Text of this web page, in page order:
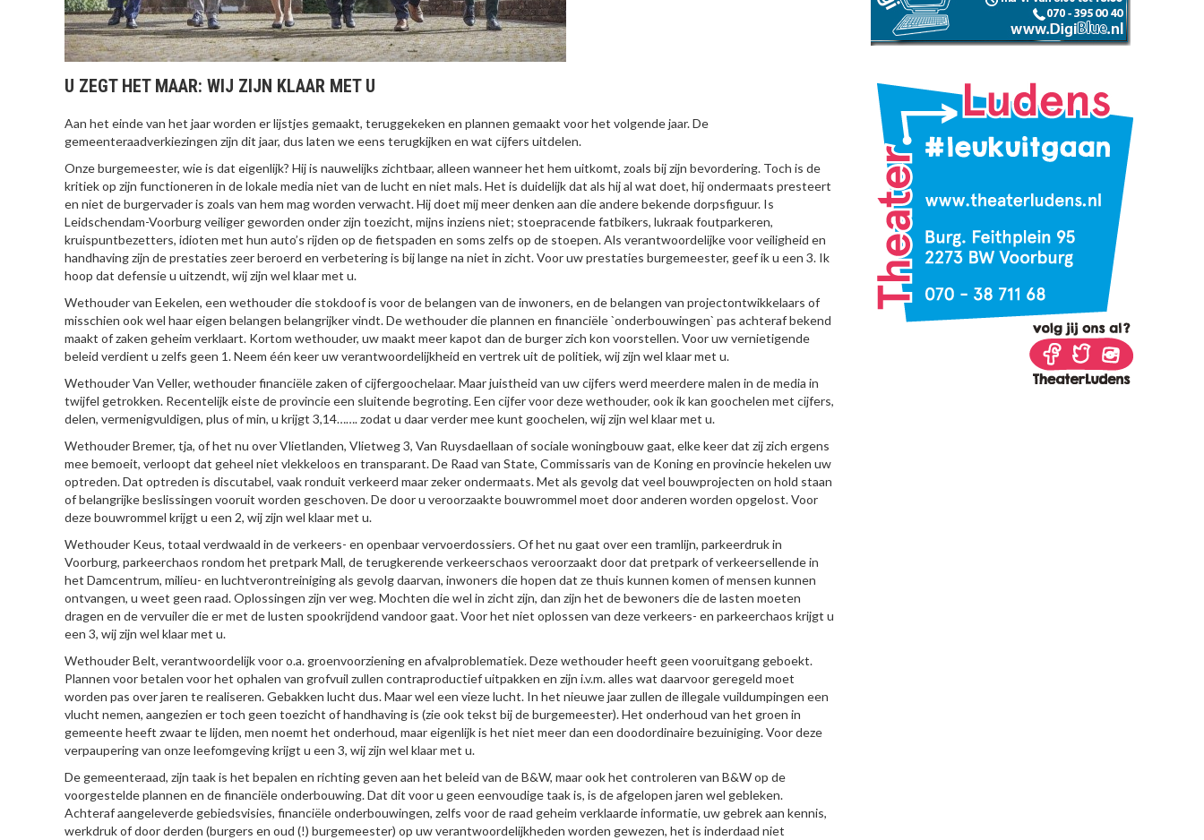
U ZEGT HET MAAR: WIJ ZIJN KLAAR MET U
Aan het einde van het jaar worden er lijstjes gemaakt, teruggekeken en plannen gemaakt voor het volgende jaar. De
gemeenteraadverkiezingen zijn dit jaar, dus laten we eens terugkijken en wat cijfers uitdelen.
Onze burgemeester, wie is dat eigenlijk? Hij is nauwelijks zichtbaar, alleen wanneer het hem uitkomt, zoals bij zijn bevordering. Toch is de
kritiek op zijn functioneren in de lokale media niet van de lucht en niet mals. Het is duidelijk dat als hij al wat doet, hij ondermaats presteert
en niet de burgervader is zoals van hem mag worden verwacht. Hij doet mij meer denken aan die andere bekende dorpsfiguur. Is
Leidschendam-Voorburg veiliger geworden onder zijn toezicht, mijns inziens niet; stoepracende fatbikers, lukraak foutparkeren,
kruispuntbezetters, idioten met hun auto’s rijden op de fietspaden en soms zelfs op de stoepen. Als verantwoordelijke voor veiligheid en
handhaving zijn de prestaties zeer beroerd en verbetering is bij lange na niet in zicht. Voor uw prestaties burgemeester, geef ik u een 3. Ik
hoop dat defensie u uitzendt, wij zijn wel klaar met u.
Wethouder van Eekelen, een wethouder die stokdoof is voor de belangen van de inwoners, en de belangen van projectontwikkelaars of
misschien ook wel haar eigen belangen belangrijker vindt. De wethouder die plannen en financiële `onderbouwingen` pas achteraf bekend
maakt of zaken geheim verklaart. Kortom wethouder, uw maakt meer kapot dan de burger zich kon voorstellen. Voor uw vernietigende
beleid verdient u zelfs geen 1. Neem één keer uw verantwoordelijkheid en vertrek uit de politiek, wij zijn wel klaar met u.
Wethouder Van Veller, wethouder financiële zaken of cijfergoochelaar. Maar juistheid van uw cijfers werd meerdere malen in de media in
twijfel getrokken. Recentelijk eiste de provincie een sluitende begroting. Een cijfer voor deze wethouder, ook ik kan goochelen met cijfers,
delen, vermenigvuldigen, plus of min, u krijgt 3,14……. zodat u daar verder mee kunt goochelen, wij zijn wel klaar met u.
Wethouder Bremer, tja, of het nu over Vlietlanden, Vlietweg 3, Van Ruysdaellaan of sociale woningbouw gaat, elke keer dat zij zich ergens
mee bemoeit, verloopt dat geheel niet vlekkeloos en transparant. De Raad van State, Commissaris van de Koning en provincie hekelen uw
optreden. Dat optreden is discutabel, vaak ronduit verkeerd maar zeker ondermaats. Met als gevolg dat veel bouwprojecten on hold staan
of belangrijke beslissingen vooruit worden geschoven. De door u veroorzaakte bouwrommel moet door anderen worden opgelost. Voor
deze bouwrommel krijgt u een 2, wij zijn wel klaar met u.
Wethouder Keus, totaal verdwaald in de verkeers- en openbaar vervoerdossiers. Of het nu gaat over een tramlijn, parkeerdruk in
Voorburg, parkeerchaos rondom het pretpark Mall, de terugkerende verkeerschaos veroorzaakt door dat pretpark of verkeersellende in
het Damcentrum, milieu- en luchtverontreiniging als gevolg daarvan, inwoners die hopen dat ze thuis kunnen komen of mensen kunnen
ontvangen, u weet geen raad. Oplossingen zijn ver weg. Mochten die wel in zicht zijn, dan zijn het de bewoners die de lasten moeten
dragen en de vervuiler die er met de lusten spookrijdend vandoor gaat. Voor het niet oplossen van deze verkeers- en parkeerchaos krijgt u
een 3, wij zijn wel klaar met u.
Wethouder Belt, verantwoordelijk voor o.a. groenvoorziening en afvalproblematiek. Deze wethouder heeft geen vooruitgang geboekt.
Plannen voor betalen voor het ophalen van grofvuil zullen contraproductief uitpakken en zijn i.v.m. alles wat daarvoor geregeld moet
worden pas over jaren te realiseren. Gebakken lucht dus. Maar wel een vieze lucht. In het nieuwe jaar zullen de illegale vuildumpingen een
vlucht nemen, aangezien er toch geen toezicht of handhaving is (zie ook tekst bij de burgemeester). Het onderhoud van het groen in
gemeente heeft zwaar te lijden, men noemt het onderhoud, maar eigenlijk is het niet meer dan een doodordinaire bezuiniging. Voor deze
verpaupering van onze leefomgeving krijgt u een 3, wij zijn wel klaar met u.
De gemeenteraad, zijn taak is het bepalen en richting geven aan het beleid van de B&W, maar ook het controleren van B&W op de
voorgestelde plannen en de financiële onderbouwing. Dat dit voor u geen eenvoudige taak is, is de afgelopen jaren wel gebleken.
Achteraf aangeleverde gebiedsvisies, financiële onderbouwingen, zelfs voor de raad geheim verklaarde informatie, uw gebrek aan kennis,
werkdruk of door derden (burgers en oud (!) burgemeester) op uw verantwoordelijkheden worden gewezen, het is inderdaad niet